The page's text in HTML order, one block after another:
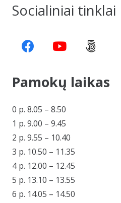
Socialiniai tinklai
Pamokų laikas
0 p. 8.05 – 8.50
1 p. 9.00 – 9.45
2 p. 9.55 – 10.40
3 p. 10.50 – 11.35
4 p. 12.00 – 12.45
5 p. 13.10 – 13.55
6 p. 14.05 – 14.50